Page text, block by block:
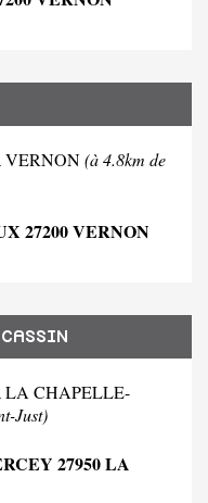
VERNON(à 4.8km de
27200 VERNON
LA CHAPELLE-
Just)
27950 LA